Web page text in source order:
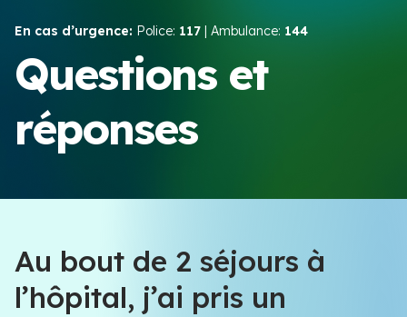
La violence dans le couple
Ressources & Campagnes
En cas d’urgence: Police: 117 | Ambulance: 144
Questions et
réponses
Au bout de 2 séjours à
l’hôpital, j’ai pris un